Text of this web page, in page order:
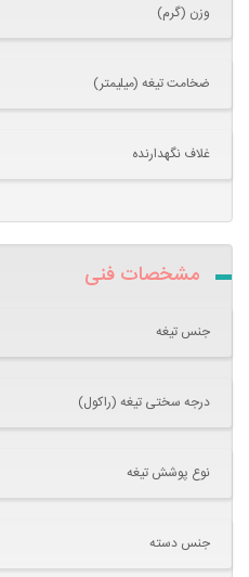
وزن (گرم)
ضخامت تیغه (میلیمتر)
غلاف نگهدارنده
مشخصات فنی
جنس تیغه
درجه سختی تیغه (راکول)
نوع پوشش تیغه
جنس دسته